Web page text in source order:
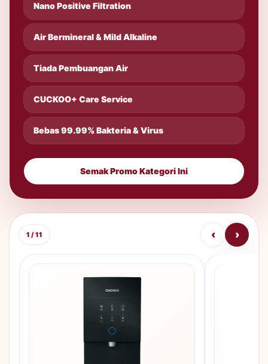
Nano Positive Filtration
Air Bermineral & Mild Alkaline
Tiada Pembuangan Air
CUCKOO+ Care Service
Bebas 99.99% Bakteria & Virus
Semak Promo Kategori Ini
1 / 11 ‹ ›